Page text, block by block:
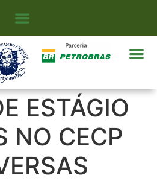
ESTÁGIO
NO CECP